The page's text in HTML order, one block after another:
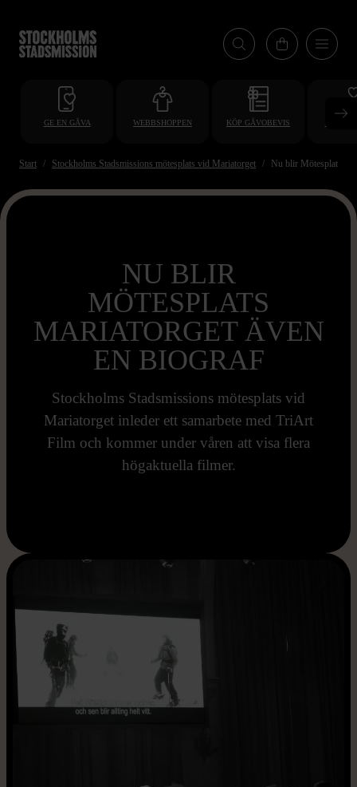
till
huvudinnehåll
GE EN GÅVA WEBBSHOPPEN KÖP GÅVOBEVIS
Start Stockholms Stadsmissions mötesplats vid Mariatorget Nu blir Mötesplats
NU BLIR
MÖTESPLATS
MARIATORGET ÄVEN
EN BIOGRAF
Stockholms Stadsmissions mötesplats vid
Mariatorget inleder ett samarbete med TriArt
Film och kommer under våren att visa flera
högaktuella filmer.